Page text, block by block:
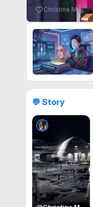
Christine May ✔
💬 Story